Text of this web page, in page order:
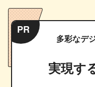
PR
多彩なデ
実現す